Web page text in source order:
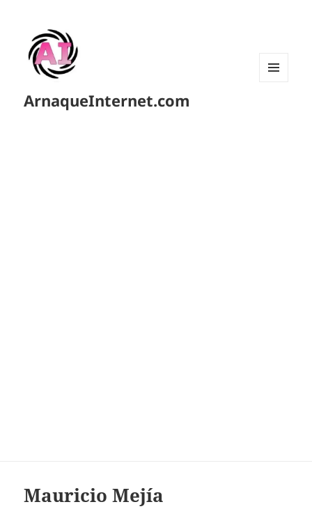
ArnaqueInternet.com
Mauricio Mejía